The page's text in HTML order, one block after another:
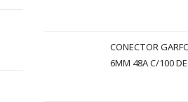
CONECTOR
6MM 48A C/100